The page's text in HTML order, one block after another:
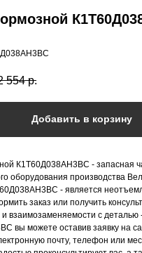
554 р.
Добавить в корзину
К1Т60Д038АН3ВС - запасная
оборудования производства
- является
заказ или получить
и взаимозаменяемости с деталью
вы можете оставив заявку на
почту, телефон или